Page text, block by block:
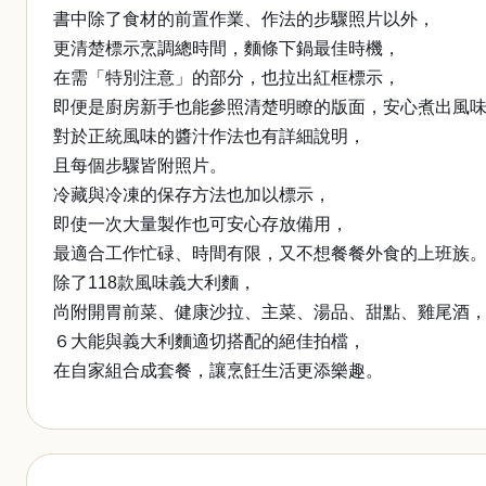
書中除了食材的前置作業、作法的步驟照片以外，
更清楚標示烹調總時間，麵條下鍋最佳時機，
在需「特別注意」的部分，也拉出紅框標示，
即便是廚房新手也能參照清楚明瞭的版面，安心煮出風
對於正統風味的醬汁作法也有詳細說明，
且每個步驟皆附照片。
冷藏與冷凍的保存方法也加以標示，
即使一次大量製作也可安心存放備用，
最適合工作忙碌、時間有限，又不想餐餐外食的上班族。
除了118款風味義大利麵，
尚附開胃前菜、健康沙拉、主菜、湯品、甜點、雞尾酒，
６大能與義大利麵適切搭配的絕佳拍檔，
在自家組合成套餐，讓烹飪生活更添樂趣。